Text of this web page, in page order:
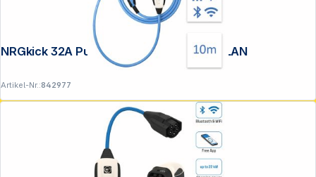
NRGkick 32A Pure GSM/GPS/SIM 10m WLAN
Artikel-Nr.:842977